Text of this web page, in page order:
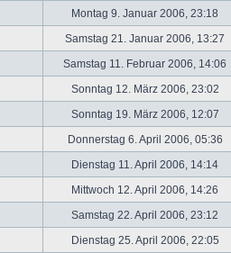
Montag 9. Januar 2006, 23:18
Samstag 21. Januar 2006, 13:27
Samstag 11. Februar 2006, 14:06
Sonntag 12. März 2006, 23:02
Sonntag 19. März 2006, 12:07
Donnerstag 6. April 2006, 05:36
Dienstag 11. April 2006, 14:14
Mittwoch 12. April 2006, 14:26
Samstag 22. April 2006, 23:12
Dienstag 25. April 2006, 22:05